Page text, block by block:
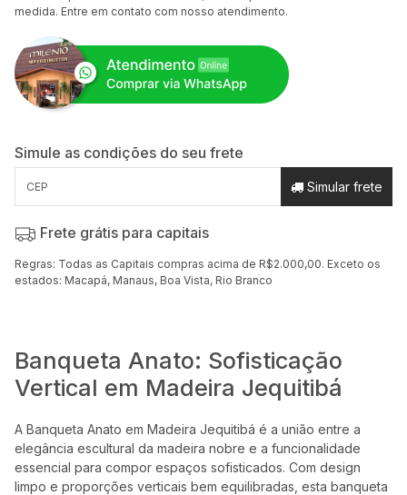
medida. Entre em contato com nosso atendimento.
Simule as condições do seu frete
Simular frete
Frete grátis para capitais
Regras: Todas as Capitais compras acima de R$2.000,00. Exceto os
estados: Macapá, Manaus, Boa Vista, Rio Branco
Banqueta Anato: Sofisticação
Vertical em Madeira Jequitibá
A Banqueta Anato em Madeira Jequitibá é a união entre a
elegância escultural da madeira nobre e a funcionalidade
essencial para compor espaços sofisticados. Com design
limpo e proporções verticais bem equilibradas, esta banqueta